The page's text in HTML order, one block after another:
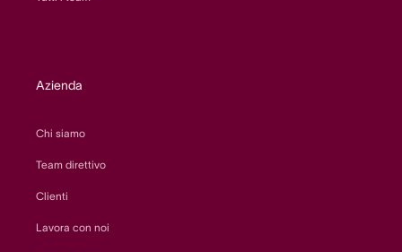
Azienda
Chi siamo
Team direttivo
Clienti
Lavora con noi